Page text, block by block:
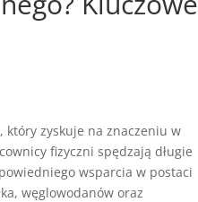
który zyskuje na znaczeniu w
fizyczni spędzają długie
wsparcia w postaci
węglowodanów oraz